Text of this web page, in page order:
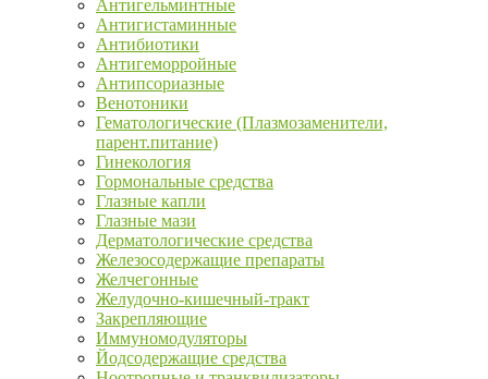
Антигельминтные
Антигистаминные
Антибиотики
Антигеморройные
Антипсориазные
Венотоники
Гематологические (Плазмозаменители,
парент.питание)
Гинекология
Гормональные средства
Глазные капли
Глазные мази
Дерматологические средства
Железосодержащие препараты
Желчегонные
Желудочно-кишечный-тракт
Закрепляющие
Иммуномодуляторы
Йодсодержащие средства